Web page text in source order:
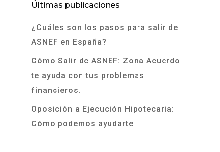
Últimas publicaciones
¿Cuáles son los pasos para salir de
ASNEF en España?
Cómo Salir de ASNEF: Zona Acuerdo
te ayuda con tus problemas
financieros.
Oposición a Ejecución Hipotecaria:
Cómo podemos ayudarte